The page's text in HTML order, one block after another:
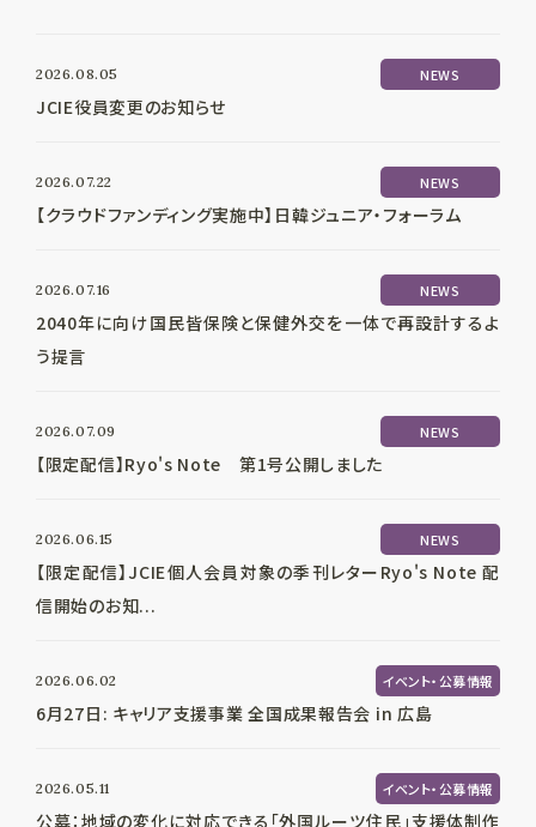
2026.08.05 NEWS
JCIE役員変更のお知らせ
2026.07.22 NEWS
【クラウドファンディング実施中】日韓ジュニア・フォーラム
2026.07.16 NEWS
2040年に向け国民皆保険と保健外交を一体で再設計するよ
う提言
2026.07.09 NEWS
【限定配信】Ryo's Note 第1号公開しました
2026.06.15 NEWS
【限定配信】JCIE個人会員対象の季刊レターRyo's Note 配
信開始のお知...
2026.06.02 イベント・公募情報
6月27日: キャリア支援事業 全国成果報告会 in 広島
2026.05.11 イベント・公募情報
公募：地域の変化に対応できる「外国ルーツ住民」支援体制作